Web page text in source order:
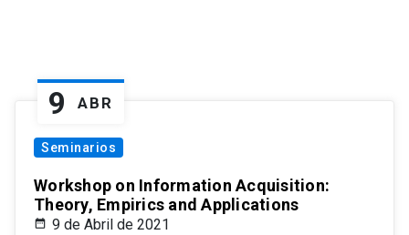
9 ABR
Seminarios
Workshop on Information Acquisition:
Theory, Empirics and Applications
9 de Abril de 2021